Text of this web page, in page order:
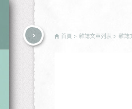
首頁 雜誌文章列表 雜誌